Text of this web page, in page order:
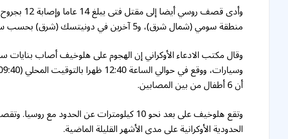
منطقة سومي (شمال شرق)، و5 آخرين في دونيتسك (شرق) بحسب سلطات المنطقتين.
وقال مكتب الادعاء الأوكراني إن الهجوم على هلوخيف أصاب بنايات
أن 6 أطفال من بين المصابين.
وتقع هلوخيف على بعد نحو 10 كيلومترات عن
الحدودية الأوكرانية على مدى الأشهر القليلة الماضية.